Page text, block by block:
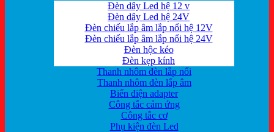
Đèn dây Led hệ 12 v
Đèn dây Led hệ 24V
Đèn chiếu lắp âm lắp nổi hệ 12V
Đèn chiếu lắp âm lắp nổi hệ 24V
Đèn hộc kéo
Đèn kẹp kính
Thanh nhôm đèn lắp nổi
Thanh nhôm đèn lắp âm
Biến điện adapter
Công tắc cảm ứng
Công tắc cơ
Phụ kiện đèn Led